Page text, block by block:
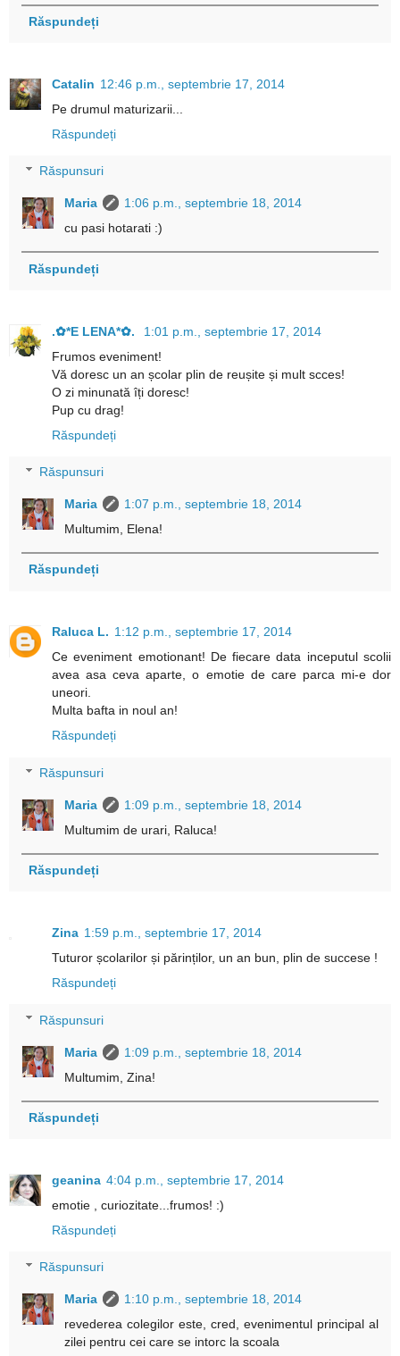
Răspundeți
Catalin 12:46 p.m., septembrie 17, 2014
Pe drumul maturizarii...
Răspundeți
Răspunsuri
Maria
1:06 p.m., septembrie 18, 2014
cu pasi hotarati :)
Răspundeți
.✿*E LENA*✿.
1:01 p.m., septembrie 17, 2014
Frumos eveniment!
Vă doresc un an școlar plin de reușite și mult scces!
O zi minunată îți doresc!
Pup cu drag!
Răspundeți
Răspunsuri
Maria
1:07 p.m., septembrie 18, 2014
Multumim, Elena!
Răspundeți
Raluca L. 1:12 p.m., septembrie 17, 2014
Ce eveniment emotionant! De fiecare data inceputul scolii
avea asa ceva aparte, o emotie de care parca mi-e dor
uneori.
Multa bafta in noul an!
Răspundeți
Răspunsuri
Maria
1:09 p.m., septembrie 18, 2014
Multumim de urari, Raluca!
Răspundeți
Zina 1:59 p.m., septembrie 17, 2014
Tuturor școlarilor și părinților, un an bun, plin de succese !
Răspundeți
Răspunsuri
Maria
1:09 p.m., septembrie 18, 2014
Multumim, Zina!
Răspundeți
geanina 4:04 p.m., septembrie 17, 2014
emotie , curiozitate...frumos! :)
Răspundeți
Răspunsuri
Maria
1:10 p.m., septembrie 18, 2014
revederea colegilor este, cred, evenimentul principal al
zilei pentru cei care se intorc la scoala